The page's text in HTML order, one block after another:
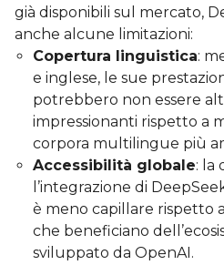
già disponibili sul mercato,
anche alcune limitazioni:
Copertura linguistica:
e inglese, le sue
potrebbero non essere
impressionanti rispetto a
corpora multilingue più
Accessibilità globale: la
l’integrazione di
è meno capillare rispetto
che beneficiano
sviluppato da OpenAI.